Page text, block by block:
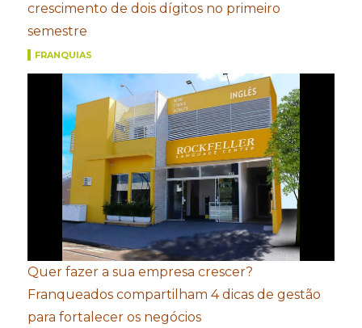
crescimento de dois dígitos no primeiro
semestre
FRANQUIAS
Quer fazer a sua empresa crescer?
Franqueados compartilham 4 dicas de gestão
para fortalecer os negócios